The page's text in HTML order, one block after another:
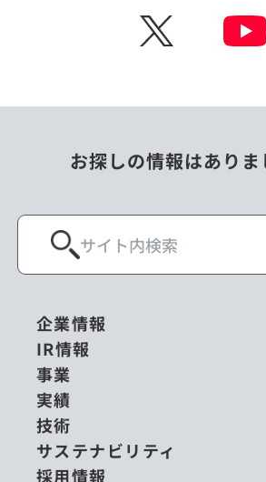
X
お探しの情報はありま
企業情報
IR情報
事業
実績
技術
サステナビリティ
採用情報